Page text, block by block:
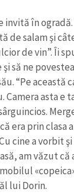
Despre
на
invită în
de salam şi
de vin”. Îi
să ne
“Pe această
Camera asta e
era prin clasa
cine a vorbit
am văzut
lui Dorin.